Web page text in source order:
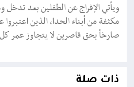
ويأتي الإفراج عن الطفلين بعد
مكثفة من أبناء الحدا، الذين اعتبروا
صارخاً بحق قاصرين لا يتجاوز عمر كل منهما
ذات صلة